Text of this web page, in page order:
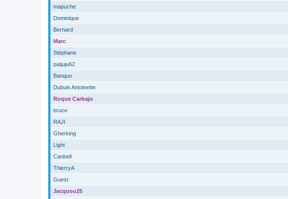
mapuche
Dominique
Bernard
Marc
Stéphane
patjuju62
Banquo
Dubuis Antoinette
Roque Carbajo
bruce
RAJI
Gherking
Light
Canbell
ThierryA
Guest
Jacquou25